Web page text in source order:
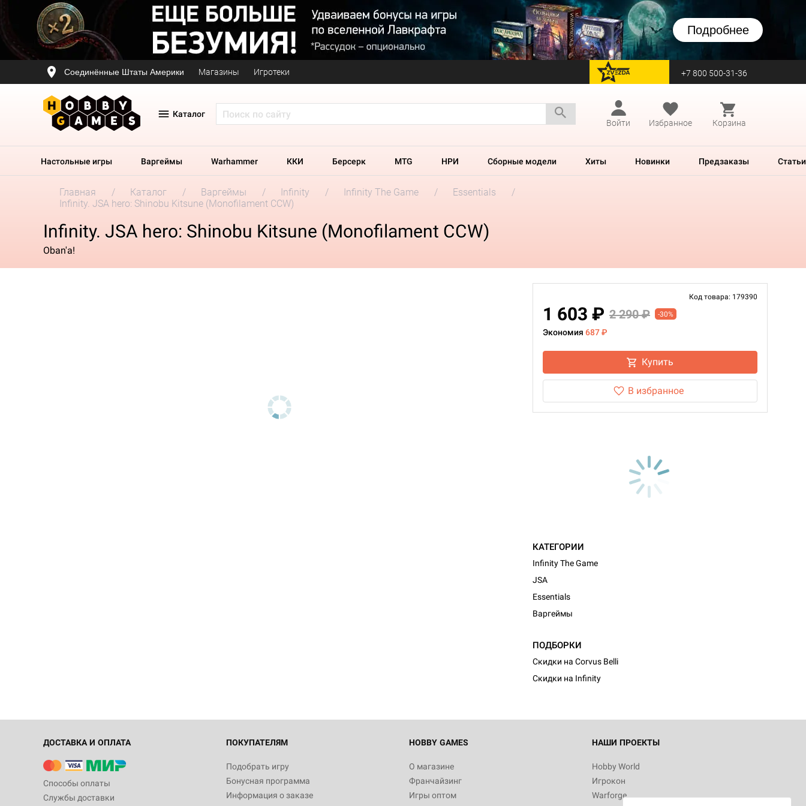
Подробнее
Соединённые Штаты Америки Магазины Игротеки перейти на Zvezda +7 800 500-31-36
Каталог
Войти
Избранное Корзина
Настольные игры Варгеймы Warhammer ККИ Берсерк MTG НРИ Сборные модели Хиты Новинки Предзаказы Статьи
Главная Каталог Варгеймы Infinity Infinity The Game
Essentials
Infinity. JSA hero: Shinobu Kitsune (Monofilament CCW)
Infinity. JSA hero: Shinobu Kitsune (Monofilament CCW)
Oban'а!
Код товара: 179390
1 603 ₽ 2 290 ₽ -30%
Экономия 687 ₽
Купить
В избранное
КАТЕГОРИИ
Infinity The Game
JSA
Essentials
Варгеймы
ПОДБОРКИ
Скидки на Corvus Belli
Скидки на Infinity
ДОСТАВКА И ОПЛАТА
Способы оплаты
Службы доставки
ПОКУПАТЕЛЯМ
Подобрать игру
Бонусная программа
Информация о заказе
HOBBY GAMES
О магазине
Франчайзинг
Игры оптом
НАШИ ПРОЕКТЫ
Hobby World
Игрокон
Warforge